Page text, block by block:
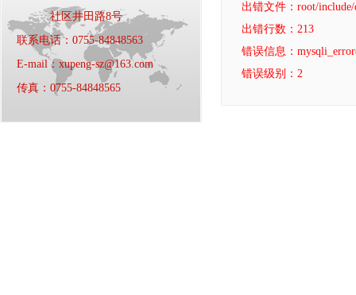
社区井田路8号
联系电话：0755-84848563
E-mail：xupeng-sz@163.com
传真：0755-84848565
出错文件：root/include/
出错行数：213
错误信息：
错误级别：2